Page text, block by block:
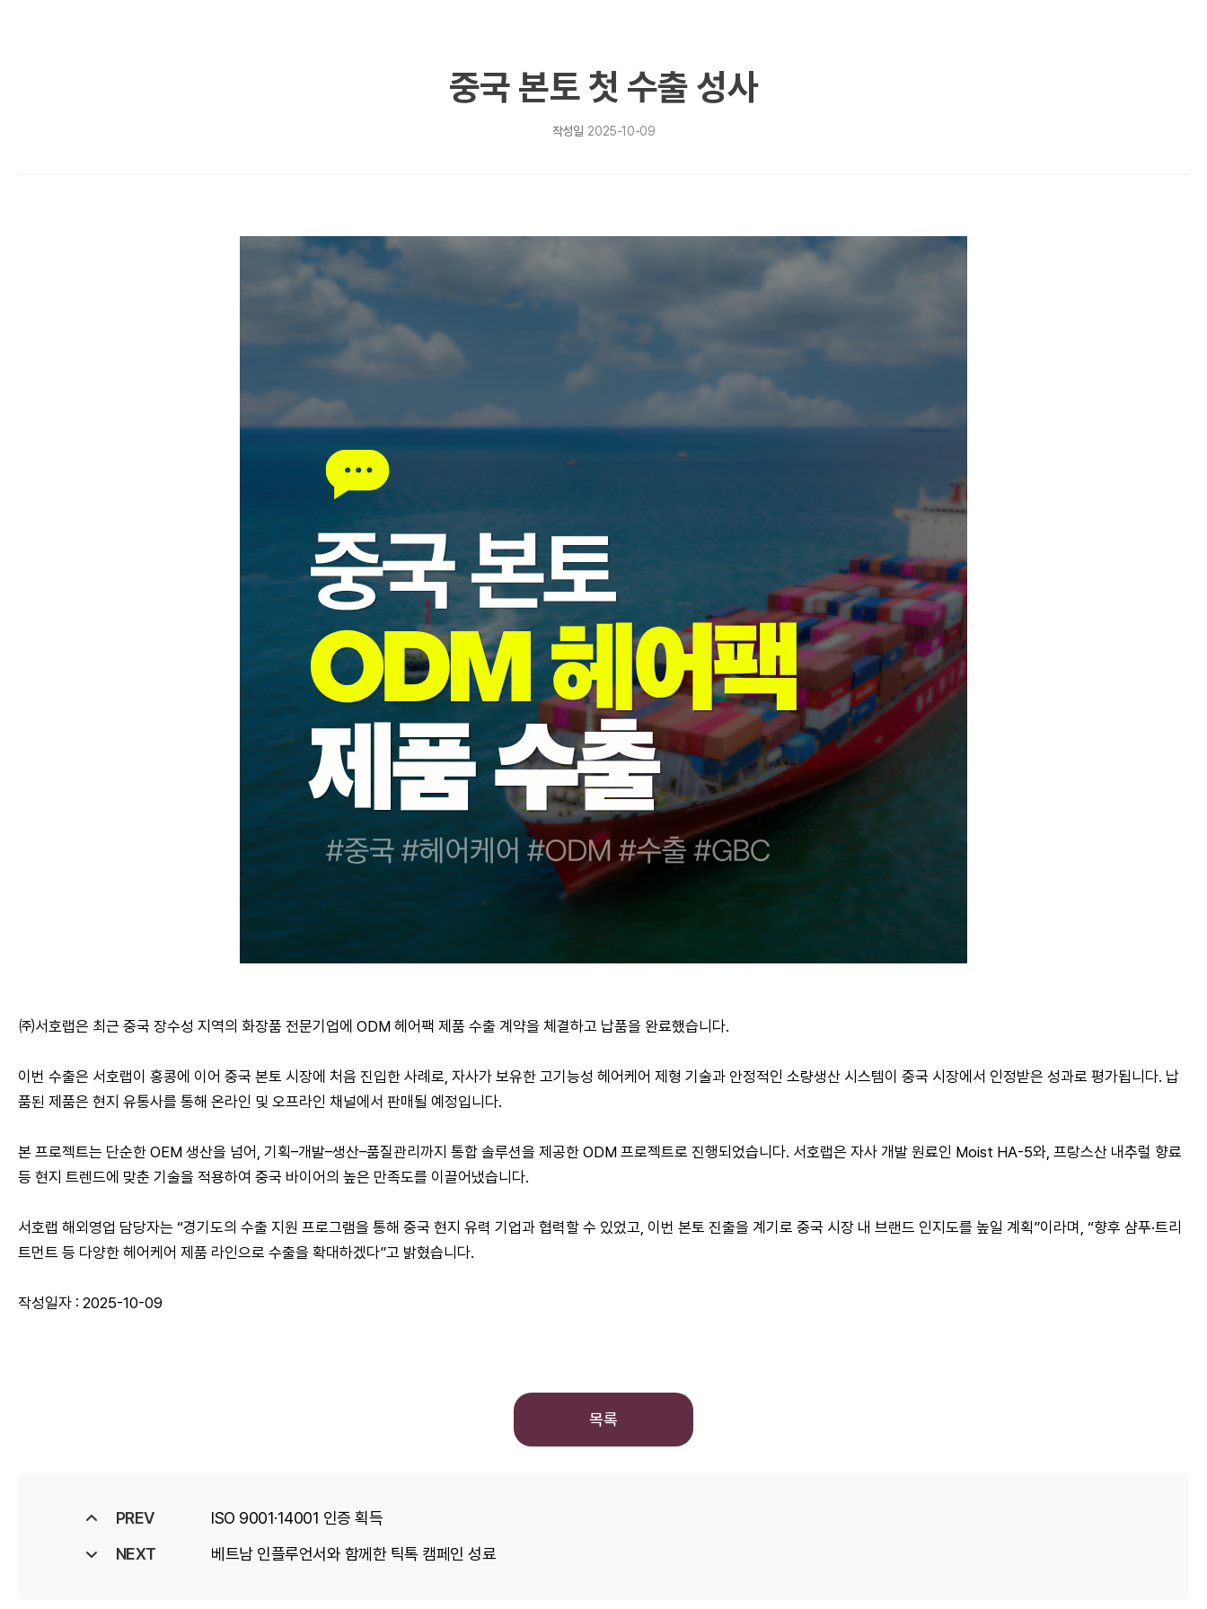
중국 본토 첫 수출 성사
작성일 2025-10-09
㈜서호랩은 최근 중국 장수성 지역의 화장품 전문기업에 ODM 헤어팩 제품 수출 계약을 체결하고 납품을 완료했습니다.
이번 수출은 서호랩이 홍콩에 이어 중국 본토 시장에 처음 진입한 사례로, 자사가 보유한 고기능성 헤어케어 제형 기술과 안정적인 소량생산 시스템이 중국 시장에서 인정받은 성과로 평가됩니다. 납
품된 제품은 현지 유통사를 통해 온라인 및 오프라인 채널에서 판매될 예정입니다.
본 프로젝트는 단순한 OEM 생산을 넘어, 기획–개발–생산–품질관리까지 통합 솔루션을 제공한 ODM 프로젝트로 진행되었습니다. 서호랩은 자사 개발 원료인 Moist HA-5와, 프랑스산 내추럴 향료
등 현지 트렌드에 맞춘 기술을 적용하여 중국 바이어의 높은 만족도를 이끌어냈습니다.
서호랩 해외영업 담당자는 “경기도의 수출 지원 프로그램을 통해 중국 현지 유력 기업과 협력할 수 있었고, 이번 본토 진출을 계기로 중국 시장 내 브랜드 인지도를 높일 계획”이라며, “향후 샴푸·트리
트먼트 등 다양한 헤어케어 제품 라인으로 수출을 확대하겠다”고 밝혔습니다.
작성일자 : 2025-10-09
목록
PREV
ISO 9001·14001 인증 획득
NEXT
베트남 인플루언서와 함께한 틱톡 캠페인 성료